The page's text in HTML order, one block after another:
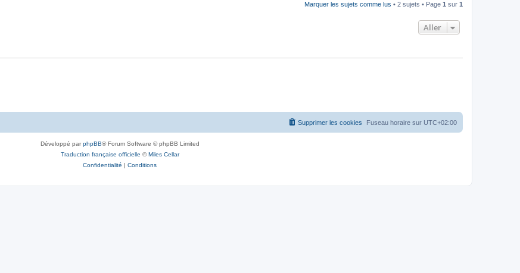
Marquer les sujets comme lus • 2 sujets • Page 1 sur 1
Aller
Fuseau horaire sur UTC+02:00
Supprimer les cookies
Développé parphpBB® Forum Software © phpBB Limited
Traduction française officielle ©Miles Cellar
Confidentialité | Conditions